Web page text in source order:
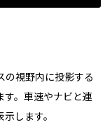
の視野内に投影する
す。車速やナビと連
します。